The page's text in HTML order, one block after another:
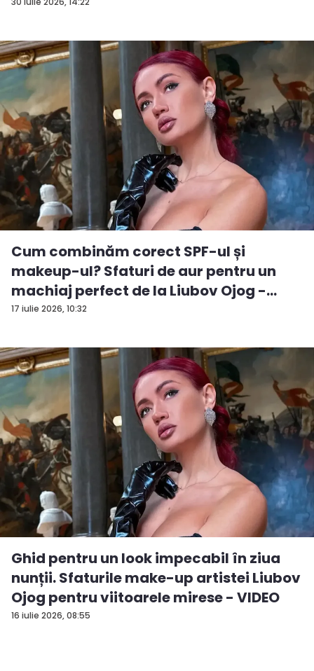
17 iulie 2026, 10:32
Cum combinăm corect SPF-ul și
makeup-ul? Sfaturi de aur pentru un
machiaj perfect de la Liubov Ojog -
VID...
16 iulie 2026, 08:55
Ghid pentru un look impecabil în ziua
nunții. Sfaturile make-up artistei Liubov
Ojog pentru viitoarele mirese - VIDEO